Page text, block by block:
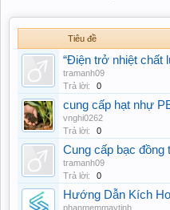
Tiêu đề
“Điện trở nhiệt chất
tramanh09
Trả lời:
0
cung cấp hạt nhự
vnghi0262
Trả lời:
0
Cung cấp bạc đồng
tramanh09
Trả lời:
0
Hướng Dẫn Kích
phanmemmaytinh